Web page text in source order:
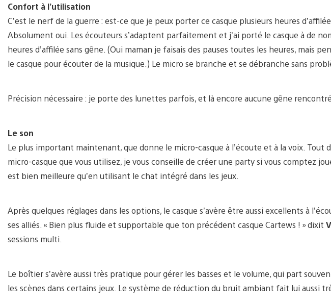
Confort à l’utilisation
C’est le nerf de la guerre : est-ce que je peux porter ce casque plusieurs heures
Absolument oui. Les écouteurs s’adaptent parfaitement et j’ai porté le casque à de
heures d’affilée sans gêne. (Oui maman je faisais des pauses toutes les heures, mais
le casque pour écouter de la musique.) Le micro se branche et se débranche sans
Précision nécessaire : je porte des lunettes parfois, et là encore aucune gêne
Le son
Le plus important maintenant, que donne le micro-casque à l’écoute et à la voix. Tout
micro-casque que vous utilisez, je vous conseille de créer une party si vous comptez
est bien meilleure qu’en utilisant le chat intégré dans les jeux.
Après quelques réglages dans les options, le casque s’avère être aussi excellents à
ses alliés. « Bien plus fluide et supportable que ton précédent casque Cartews ! » dixit
sessions multi.
Le boîtier s’avère aussi très pratique pour gérer les basses et le volume, qui part
les scènes dans certains jeux. Le système de réduction du bruit ambiant fait lui aussi